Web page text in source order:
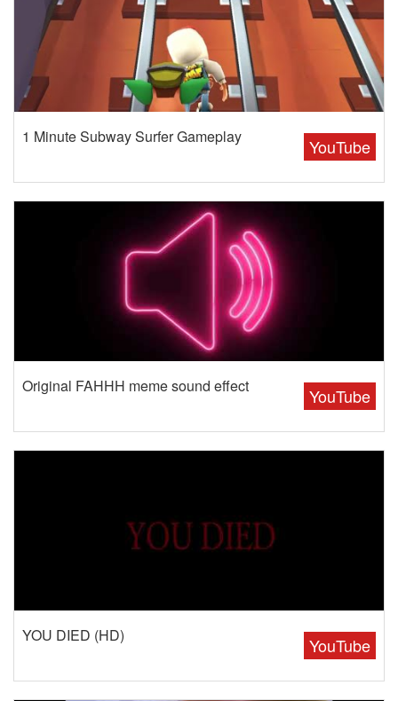
YouTube
1 Minute Subway Surfer Gameplay
YouTube
Original FAHHH meme sound effect
YouTube
YOU DIED (HD)